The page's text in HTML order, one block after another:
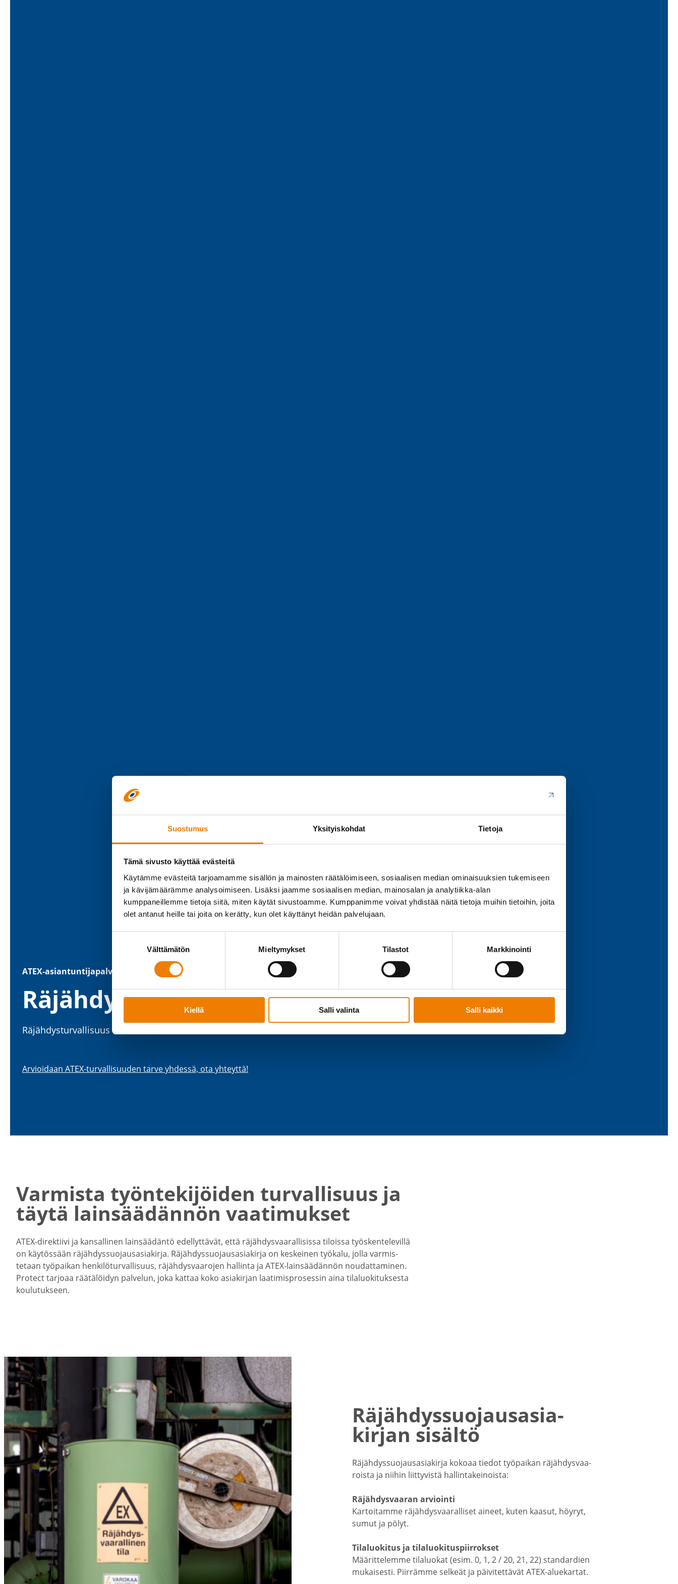
Suostumus Yksityiskohdat Tietoja
Tämä sivusto käyttää evästeitä
Käytämme evästeitä tarjoamamme sisällön ja mainosten räätälöimiseen, sosiaalisen median ominaisuuksien tukemiseen
ja kävijämäärämme analysoimiseen. Lisäksi jaamme sosiaalisen median, mainosalan ja analytiikka-alan
kumppaneillemme tietoja siitä, miten käytät sivustoamme. Kumppanimme voivat yhdistää näitä tietoja muihin tietoihin, joita
olet antanut heille tai joita on kerätty, kun olet käyttänyt heidän palvelujaan.
Välttämätön Mieltymykset Tilastot Markkinointi
Kiellä Salli valinta Salli kaikki
ATEX-​asiantuntijapalvelu
Räjäh­dys­suo­jaus­asia­kirja (ATEX)
Räjäh­dys­tur­val­lisuus haltuun asian­tun­te­vasti.
Arvioidaan ATEX-​turvallisuuden tarve yhdessä, ota yhteyttä!
Varmista työnte­ki­jöiden turval­lisuus ja
täytä lainsää­dännön vaati­mukset
ATEX-​direktiivi ja kansal­linen lainsää­däntö edellyt­tävät, että räjäh­dys­vaa­ral­li­sissa tiloissa työsken­te­le­villä
on käytössään räjäh­dys­suo­jaus­asia­kirja. Räjäh­dys­suo­jaus­asia­kirja on keskeinen työkalu, jolla varmis­
tetaan työpaikan henki­lö­tur­val­lisuus, räjäh­dys­vaa­rojen hallinta ja ATEX-​lainsäädännön noudat­ta­minen.
Protect tarjoaa räätä­löidyn palvelun, joka kattaa koko asiakirjan laati­mis­pro­sessin aina tilaluo­ki­tuk­sesta
koulu­tukseen.
Räjähdyssuojausasia­
kirjan sisältö
Räjäh­dys­suo­jaus­asia­kirja kokoaa tiedot työpaikan räjäh­dys­vaa­
roista ja niihin liitty­vistä hallin­ta­kei­noista:
Räjäh­dys­vaaran arviointi
Kartoi­tamme räjäh­dys­vaa­ral­liset aineet, kuten kaasut, höyryt,
sumut ja pölyt.
Tilaluo­kitus ja tilaluo­ki­tus­piir­rokset
Määrit­te­lemme tilaluokat (esim. 0, 1, 2 / 20, 21, 22) standardien
mukai­sesti. Piirrämme selkeät ja päivi­tet­tävät ATEX-​aluekartat.